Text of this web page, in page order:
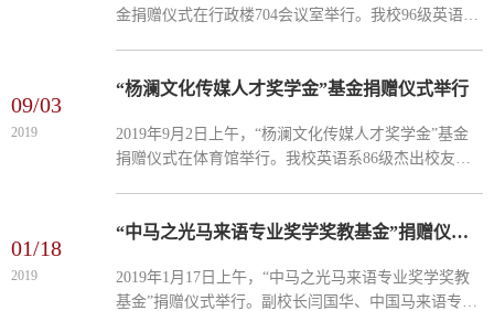
金捐赠仪式在行政楼704会议室举行。我校96级英语系
长、77级英...
09/03
2019
“杨澜文化传媒人才奖学金”基金捐赠仪式举行
2019年​9月2日上午，“杨澜文化传媒人才奖学金”基金
捐赠仪式在体育馆举行。我校英语系86级杰出校友、
式。捐赠仪...
01/18
2019
“中马之光马来语专业奖学奖教基金”捐赠仪式举行
​2019年1月17日上午，“中马之光马来语专业奖学奖教
基金”捐赠仪式举行。副校长闫国华、中国马来语专业